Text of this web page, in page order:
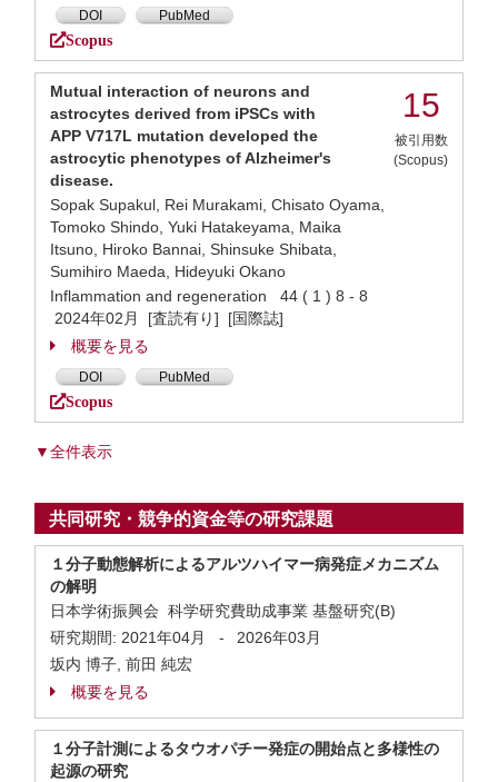
DOI PubMed
Scopus
Mutual interaction of neurons and
astrocytes derived from iPSCs with
APP V717L mutation developed the
astrocytic phenotypes of Alzheimer's
disease.
Sopak Supakul, Rei Murakami, Chisato Oyama,
Tomoko Shindo, Yuki Hatakeyama, Maika
Itsuno, Hiroko Bannai, Shinsuke Shibata,
Sumihiro Maeda, Hideyuki Okano
Inflammation and regeneration 44 ( 1 ) 8 - 8
2024年02月 [査読有り] [国際誌]
概要を見る
DOI PubMed
Scopus
15
被引用数
(Scopus)
▼全件表示
共同研究・競争的資金等の研究課題
１分子動態解析によるアルツハイマー病発症メカニズム
の解明
日本学術振興会 科学研究費助成事業 基盤研究(B)
研究期間: 2021年04月 -
2026年03月
坂内 博子, 前田 純宏
概要を見る
１分子計測によるタウオパチー発症の開始点と多様性の
起源の研究